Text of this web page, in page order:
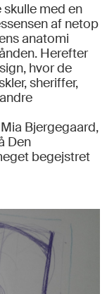
med en
af netop
anatomi
Herefter
hvor de
sheriffer,
Bjergegaard,
Den
begejstret